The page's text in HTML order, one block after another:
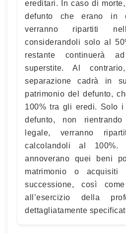
ereditari. In caso di
defunto che erano in
verranno ripartiti
considerandoli solo al
restante continuerà
superstite. Al
separazione cadrà in
patrimonio del defunto,
100% tra gli eredi. Solo i
defunto, non
legale, verranno
calcolandoli al
annoverano quei beni
matrimonio o acquisiti
successione, così
all’esercizio della
dettagliatamente